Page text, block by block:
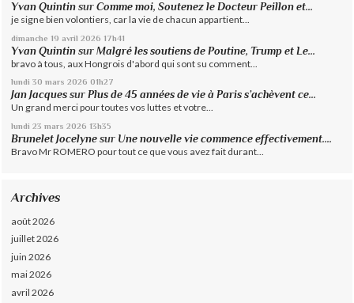
Yvan Quintin surComme moi, Soutenez le Docteur Peillon et...
je signe bien volontiers, car la vie de chacun appartient...
dimanche 19 avril 2026 17h41
Yvan Quintin surMalgré les soutiens de Poutine, Trump et Le...
bravo à tous, aux Hongrois d'abord qui sont su comment...
lundi 30 mars 2026 01h27
Jan Jacques surPlus de 45 années de vie à Paris s’achèvent ce...
Un grand merci pour toutes vos luttes et votre...
lundi 23 mars 2026 13h35
Brunelet Jocelyne sur Une nouvelle vie commence effectivement....
Bravo Mr ROMERO pour tout ce que vous avez fait durant...
Archives
août 2026
juillet 2026
juin 2026
mai 2026
avril 2026